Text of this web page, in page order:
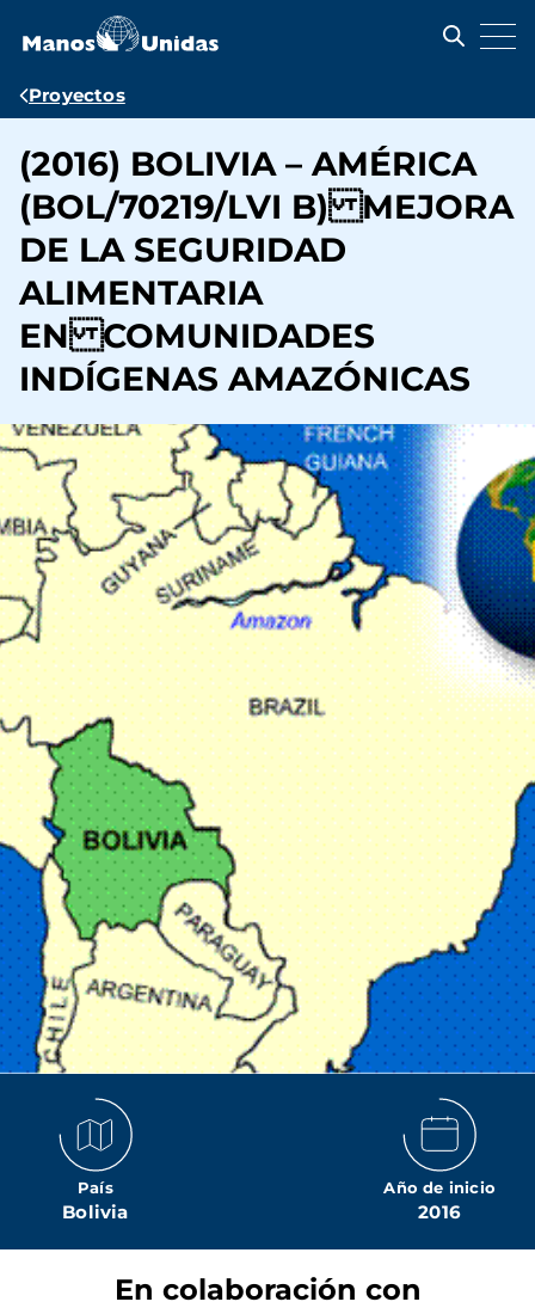
contenido
Ruta
navegación
Proyectos
(2016) BOLIVIA – AMÉRICA
(BOL/70219/LVI B) MEJORA
DE LA SEGURIDAD
ALIMENTARIA
EN COMUNIDADES
INDÍGENAS AMAZÓNICAS
País
Bolivia
Año de inicio
2016
En colaboración con